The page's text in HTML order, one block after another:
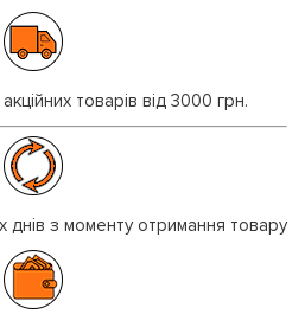
товарів від 3000 грн.
днів з моменту отримання товару